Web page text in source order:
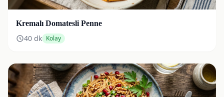
Kremalı Domatesli Penne
40 dk Kolay